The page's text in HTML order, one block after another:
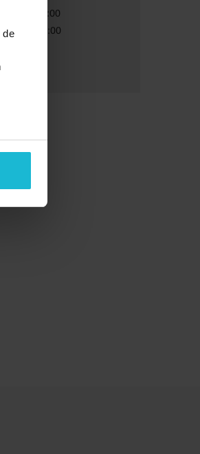
de
2026 11:00
2026 16:00